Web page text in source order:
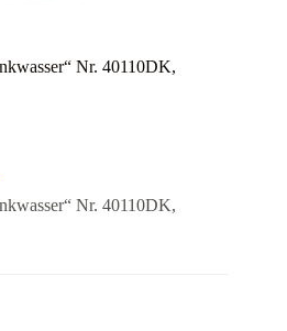
Nr. 40110DK,
Nr. 40110DK,